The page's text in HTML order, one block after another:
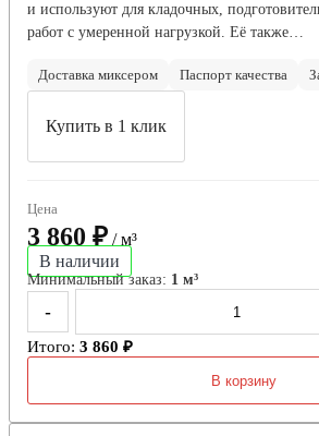
и используют для кладочных,
работ с умеренной нагрузкой. Её также…
Доставка миксером Паспорт качества
Купить в 1 клик
Цена
3 860 ₽ / м³
В наличии
Минимальный заказ: 1 м³
-
Итого: 3 860 ₽
В корзину